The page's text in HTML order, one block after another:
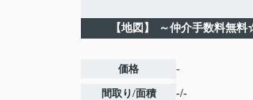
【地図】 ～仲介手数料無
価格 -
間取り/面積 -/-